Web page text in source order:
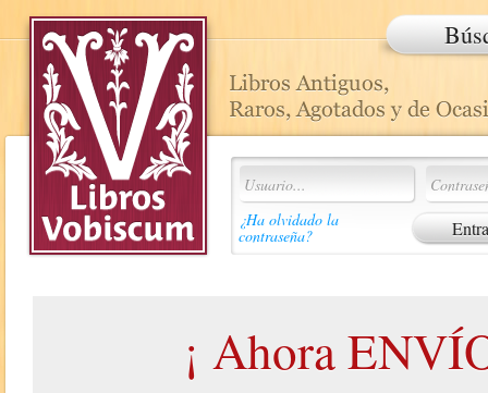
¿Ha olvidado la
contraseña?
¡ Ahora